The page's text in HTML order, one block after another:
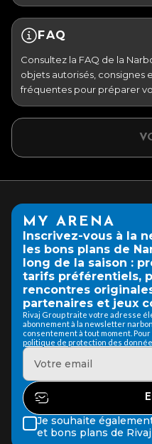
FAQ
Consultez la FAQ de la
objets autorisés, consignes
fréquentes pour préparer
MY ARENA
Inscrivez-vous à la
les bons plans de
long de la saison :
tarifs préférentiels,
rencontres
partenaires et jeux
Rivaj Group traite votre adresse
abonnement à la newsletter
consentement à tout moment.
politique de protection des
Je souhaite
et bons plans de